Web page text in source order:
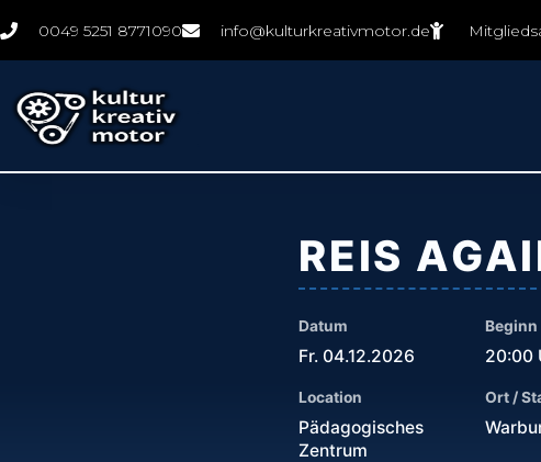
Inhalt
springen
0049 5251 8771090 info@kulturkreativmotor.de
REIS
Datum
Fr. 04.12.2026
Beginn
20:00
Location
Pädagogisches
Zentrum
Ort /